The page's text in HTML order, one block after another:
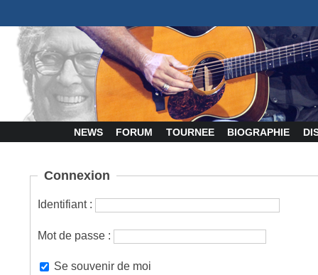
NEWS FORUM TOURNEE BIOGRAPHIE
Connexion
Identifiant :
Mot de passe :
Se souvenir de moi